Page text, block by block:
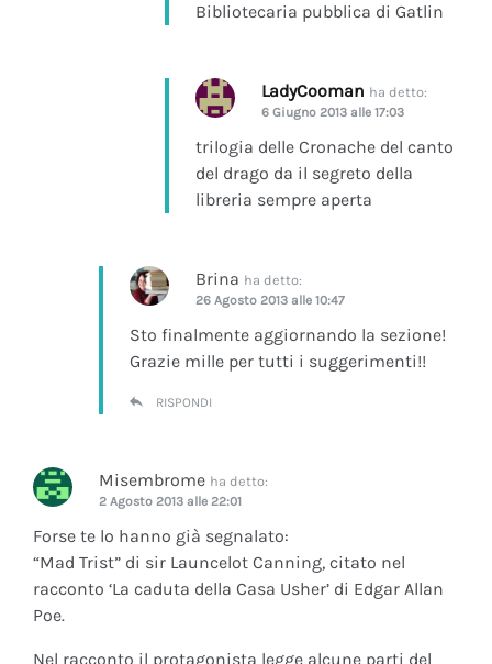
Bibliotecaria pubblica di Gatlin
LadyCooman ha detto:
6 Giugno 2013 alle 17:03
trilogia delle Cronache del canto
del drago da il segreto della
libreria sempre aperta
Brina ha detto:
26 Agosto 2013 alle 10:47
Sto finalmente aggiornando la sezione!
Grazie mille per tutti i suggerimenti!!
RISPONDI
Misembrome ha detto:
2 Agosto 2013 alle 22:01
Forse te lo hanno già segnalato:
“Mad Trist” di sir Launcelot Canning, citato nel
racconto ‘La caduta della Casa Usher’ di Edgar Allan
Poe.
Nel racconto il protagonista legge alcune parti del